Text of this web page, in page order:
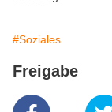
#Soziales
Freigabe